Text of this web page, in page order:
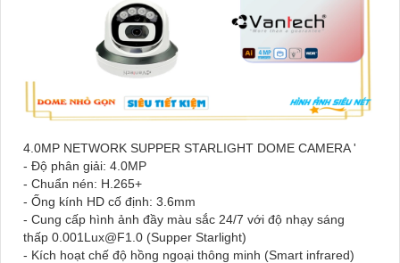
4.0MP NETWORK SUPPER STARLIGHT DOME CAMERA '
- Độ phân giải: 4.0MP
- Chuẩn nén: H.265+
- Ống kính HD cố định: 3.6mm
- Cung cấp hình ảnh đầy màu sắc 24/7 với độ nhạy sáng
thấp 0.001Lux@F1.0 (Supper Starlight)
- Kích hoạt chế độ hồng ngoại thông minh (Smart infrared)